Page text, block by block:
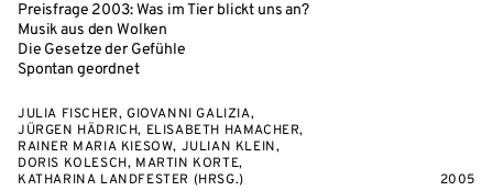
Preisfrage 2003: Was im Tier blickt uns an?
Musik aus den Wolken
Die Gesetze der Gefühle
Spontan geordnet
JULIA FISCHER, GIOVANNI GALIZIA,
JÜRGEN HÄDRICH, ELISABETH HAMACHER,
RAINER MARIA KIESOW, JULIAN KLEIN,
DORIS KOLESCH, MARTIN KORTE,
KATHARINA LANDFESTER (HRSG.)
2005